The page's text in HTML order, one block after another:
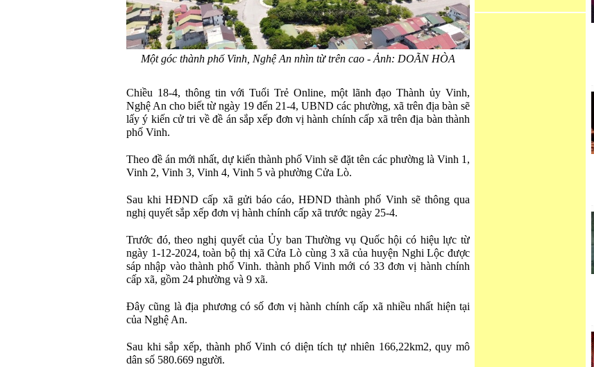
Một góc thành phố Vinh, Nghệ An nhìn từ trên cao - Ảnh: DOÃN HÒA
Chiều 18-4, thông tin với Tuổi Trẻ Online, một lãnh đạo Thành ủy Vinh,
Nghệ An cho biết từ ngày 19 đến 21-4, UBND các phường, xã trên địa bàn sẽ
lấy ý kiến cử tri về đề án sắp xếp đơn vị hành chính cấp xã trên địa bàn thành
phố Vinh.
Theo đề án mới nhất, dự kiến thành phố Vinh sẽ đặt tên các phường là Vinh 1,
Vinh 2, Vinh 3, Vinh 4, Vinh 5 và phường Cửa Lò.
Sau khi HĐND cấp xã gửi báo cáo, HĐND thành phố Vinh sẽ thông qua
nghị quyết sắp xếp đơn vị hành chính cấp xã trước ngày 25-4.
Trước đó, theo nghị quyết của Ủy ban Thường vụ Quốc hội có hiệu lực từ
ngày 1-12-2024, toàn bộ thị xã Cửa Lò cùng 3 xã của huyện Nghi Lộc được
sáp nhập vào thành phố Vinh. thành phố Vinh mới có 33 đơn vị hành chính
cấp xã, gồm 24 phường và 9 xã.
Đây cũng là địa phương có số đơn vị hành chính cấp xã nhiều nhất hiện tại
của Nghệ An.
Sau khi sắp xếp, thành phố Vinh có diện tích tự nhiên 166,22km2, quy mô
dân số 580.669 người.